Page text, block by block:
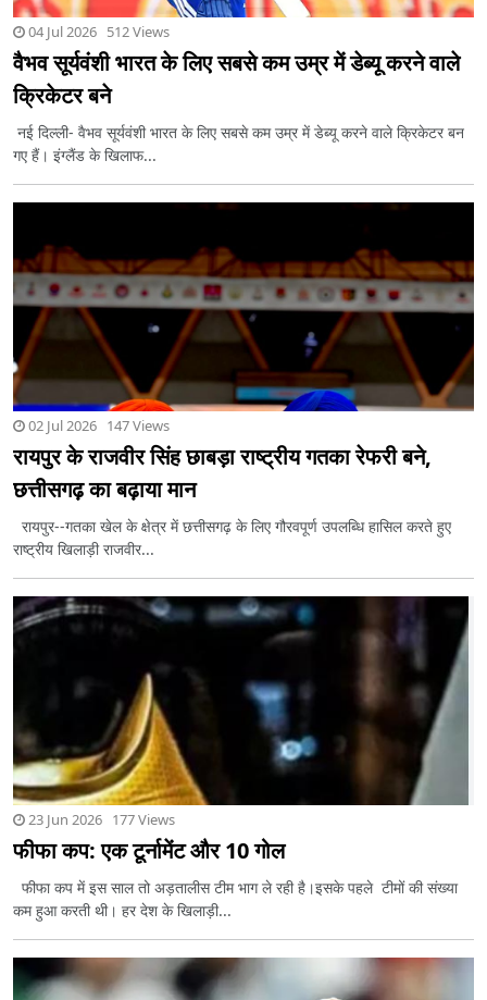
04 Jul 2026 512 Views
वैभव सूर्यवंशी भारत के लिए सबसे कम उम्र में डेब्यू करने वाले
क्रिकेटर बने
नई दिल्ली- वैभव सूर्यवंशी भारत के लिए सबसे कम उम्र में डेब्यू करने वाले क्रिकेटर बन
गए हैं। इंग्लैंड के खिलाफ...
02 Jul 2026 147 Views
रायपुर के राजवीर सिंह छाबड़ा राष्ट्रीय गतका रेफरी बने,
छत्तीसगढ़ का बढ़ाया मान
रायपुर--गतका खेल के क्षेत्र में छत्तीसगढ़ के लिए गौरवपूर्ण उपलब्धि हासिल करते हुए
राष्ट्रीय खिलाड़ी राजवीर...
23 Jun 2026 177 Views
फीफा कप: एक टूर्नामेंट और 10 गोल
फीफा कप में इस साल तो अड़तालीस टीम भाग ले रही है।इसके पहले टीमों की संख्या
कम हुआ करती थी। हर देश के खिलाड़ी...